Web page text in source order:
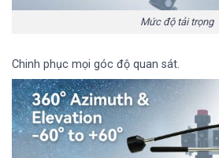
Mức độ tải trọng
Chinh phục mọi góc độ quan sát.